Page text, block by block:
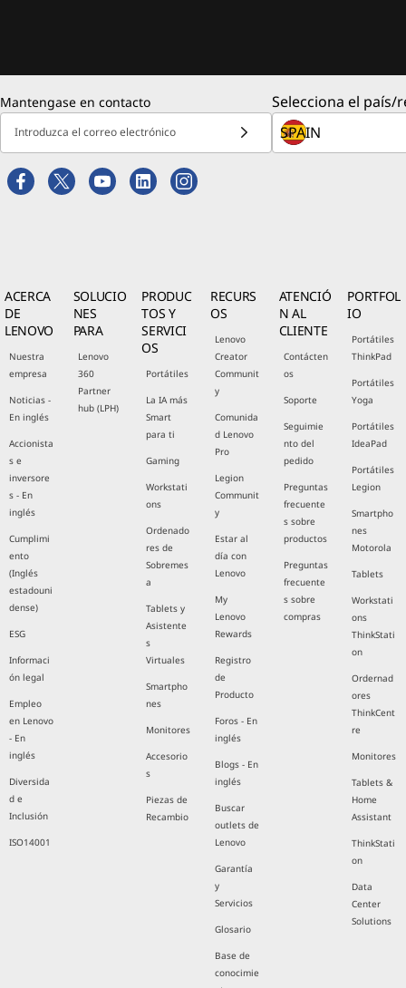
Mantengase en contacto
Introduzca el correo electrónico
Selecciona el país/
ACERCA
DE
LENOVO
Nuestra
empresa
Noticias -
En inglés
Accionista
s e
inversore
s - En
inglés
Cumplimi
ento
(Inglés
estadouni
dense)
ESG
Informaci
ón legal
Empleo
en Lenovo
- En
inglés
Diversida
d e
Inclusión
ISO14001
SOLUCIO
NES
PARA
Lenovo
360
Partner
hub (LPH)
PRODUC
TOS Y
SERVICI
OS
Portátiles
La IA más
Smart
para ti
Gaming
Workstati
ons
Ordenado
res de
Sobremes
a
Tablets y
Asistente
s
Virtuales
Smartpho
nes
Monitores
Accesorio
s
Piezas de
Recambio
RECURS
OS
Lenovo
Creator
Communit
y
Comunida
d Lenovo
Pro
Legion
Communit
y
Estar al
día con
Lenovo
My
Lenovo
Rewards
Registro
de
Producto
Foros - En
inglés
Blogs - En
inglés
Buscar
outlets de
Lenovo
Garantía
y
Servicios
Glosario
Base de
conocimie
ATENCIÓ
N AL
CLIENTE
Contácten
os
Soporte
Seguimie
nto del
pedido
Preguntas
frecuente
s sobre
productos
Preguntas
frecuente
s sobre
compras
PORTFOL
IO
Portátiles
ThinkPad
Portátiles
Yoga
Portátiles
IdeaPad
Portátiles
Legion
Smartpho
nes
Motorola
Tablets
Workstati
ons
ThinkStati
on
Ordernad
ores
ThinkCent
re
Monitores
Tablets &
Home
Assistant
ThinkStati
on
Data
Center
Solutions